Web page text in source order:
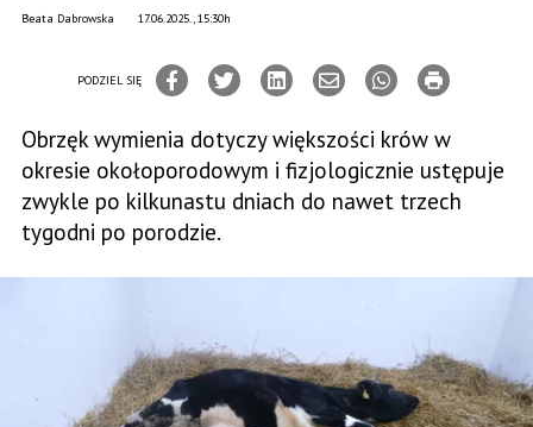
17.06.2025., 15:30h
Beata Dabrowska
PODZIEL SIĘ
Obrzęk wymienia dotyczy większości krów w
okresie okołoporodowym i fizjologicznie ustępuje
zwykle po kilkunastu dniach do nawet trzech
tygodni po porodzie.